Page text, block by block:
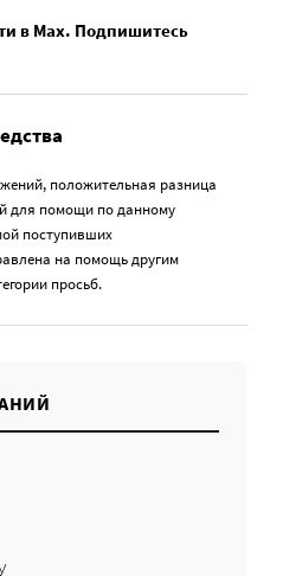
в Max. Подпишитесь
положительная разница
для помощи по данному
поступивших
на помощь другим
просьб.